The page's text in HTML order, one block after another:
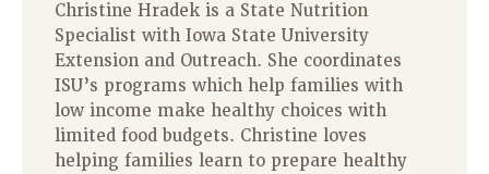
Christine Hradek is a State Nutrition
Specialist with Iowa State University
Extension and Outreach. She coordinates
ISU’s programs which help families with
low income make healthy choices with
limited food budgets. Christine loves
helping families learn to prepare healthy